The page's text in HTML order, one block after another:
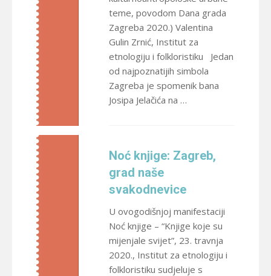
teme, povodom Dana grada
Zagreba 2020.) Valentina
Gulin Zrnić, Institut za
etnologiju i folkloristiku Jedan
od najpoznatijih simbola
Zagreba je spomenik bana
Josipa Jelačića na …
Noć knjige: Zagreb,
grad naše
svakodnevice
U ovogodišnjoj manifestaciji
Noć knjige – “Knjige koje su
mijenjale svijet”, 23. travnja
2020., Institut za etnologiju i
folkloristiku sudjeluje s